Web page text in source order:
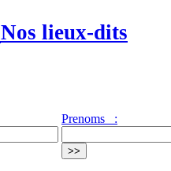
Nos lieux-dits
Prenoms :